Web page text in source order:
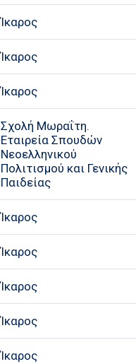
Ίκαρος
Ίκαρος
Ίκαρος
Σχολή Μωραΐτη.
Εταιρεία Σπουδών
Νεοελληνικού
Πολιτισμού και Γενικής
Παιδείας
Ίκαρος
Ίκαρος
Ίκαρος
Ίκαρος
Ίκαρος